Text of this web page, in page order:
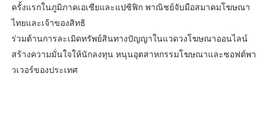
ครั้งแรกในภูมิภาคเอเชียและแปซิฟิก พาณิชย์จับมือสมาคมโฆษณา
ไทยและเจ้าของสิทธิ
ร่วมต้านการละเมิดทรัพย์สินทางปัญญาในแวดวงโฆษณาออนไลน์
สร้างความมั่นใจให้นักลงทุน หนุนอุตสาหกรรมโฆษณาและซอฟต์พา
วเวอร์ของประเทศ